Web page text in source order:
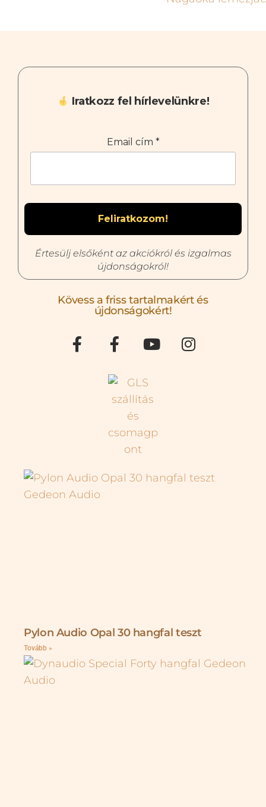
Iratkozz fel hírlevelünkre!
Email cím *
Értesülj elsőként az akciókról és izgalmas
újdonságokról!
Kövess a friss tartalmakért és
újdonságokért!
Pylon Audio Opal 30 hangfal teszt
Tovább »